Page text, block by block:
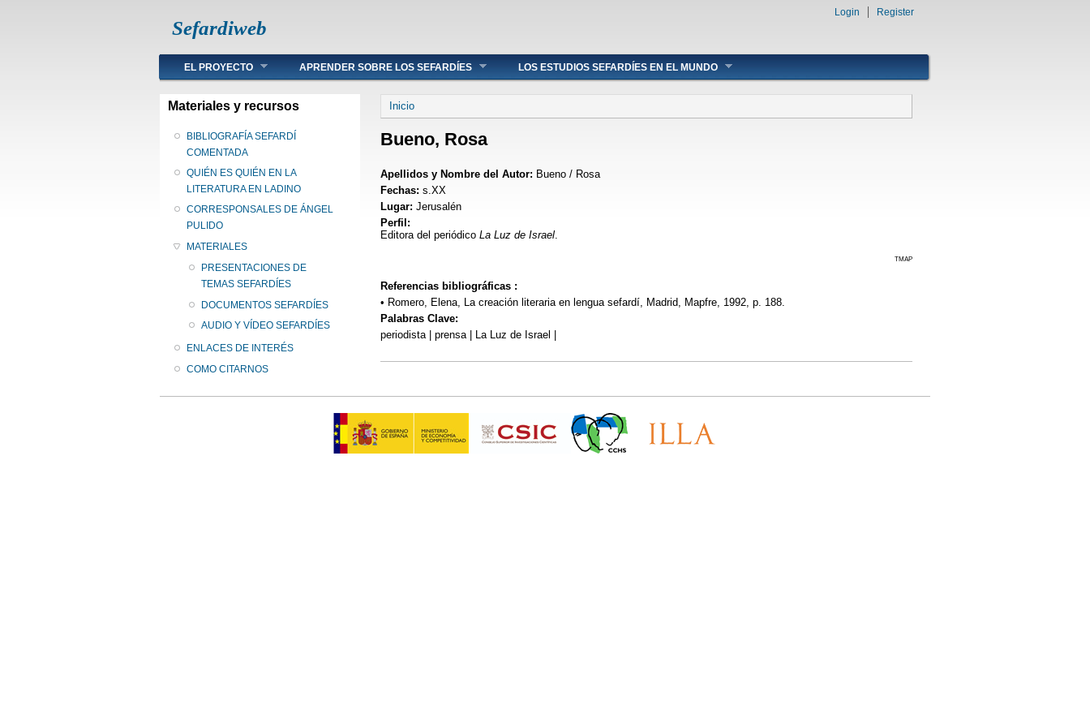
Sefardiweb
Login Register
Main menu
EL PROYECTO APRENDER SOBRE LOS SEFARDÍES LOS ESTUDIOS SEFARDÍES EN EL MUNDO
Materiales y recursos
BIBLIOGRAFÍA SEFARDÍ
COMENTADA
QUIÉN ES QUIÉN EN LA
LITERATURA EN LADINO
CORRESPONSALES DE ÁNGEL
PULIDO
MATERIALES
PRESENTACIONES DE
TEMAS SEFARDÍES
DOCUMENTOS SEFARDÍES
AUDIO Y VÍDEO SEFARDÍES
ENLACES DE INTERÉS
COMO CITARNOS
Se encuentra usted aquí
Inicio
Bueno, Rosa
Apellidos y Nombre del Autor: Bueno / Rosa
Fechas: s.XX
Lugar: Jerusalén
Perfil:
Editora del periódico La Luz de Israel
TMAP
Referencias bibliográficas :
• Romero, Elena, La creación literaria en lengua sefardí, Madrid, Mapfre, 1992, p. 188.
Palabras Clave:
periodista | prensa | La Luz de Israel |